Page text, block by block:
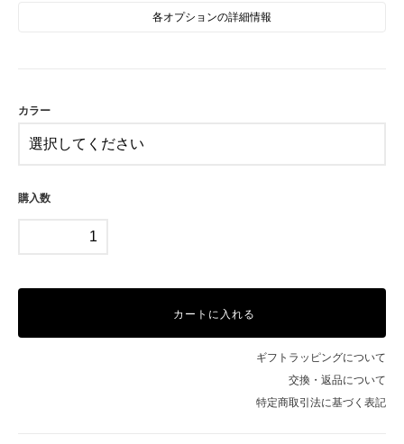
各オプションの詳細情報
カラー
購入数
カートに入れる
ギフトラッピングについて
交換・返品について
特定商取引法に基づく表記